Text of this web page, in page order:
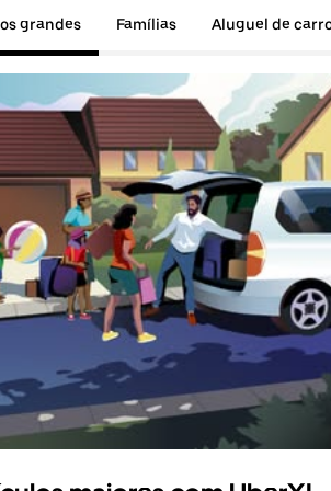
grandes Famílias Aluguel de